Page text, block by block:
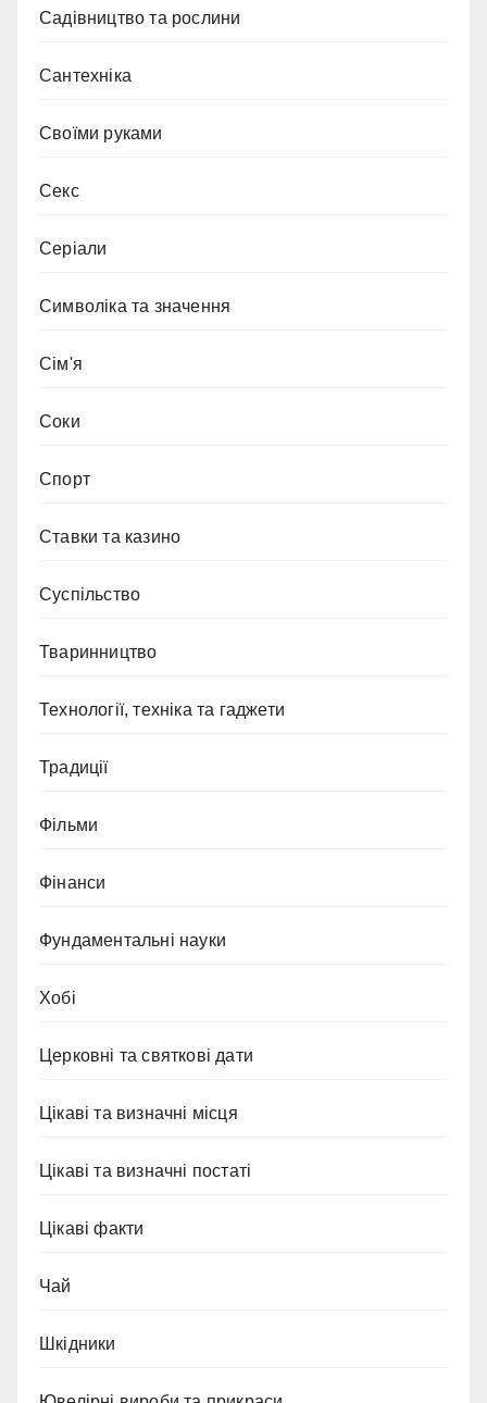
Садівництво та рослини
Сантехніка
Своїми руками
Секс
Серіали
Символіка та значення
Сім'я
Соки
Спорт
Ставки та казино
Суспільство
Тваринництво
Технології, техніка та гаджети
Традиції
Фільми
Фінанси
Фундаментальні науки
Хобі
Церковні та святкові дати
Цікаві та визначні місця
Цікаві та визначні постаті
Цікаві факти
Чай
Шкідники